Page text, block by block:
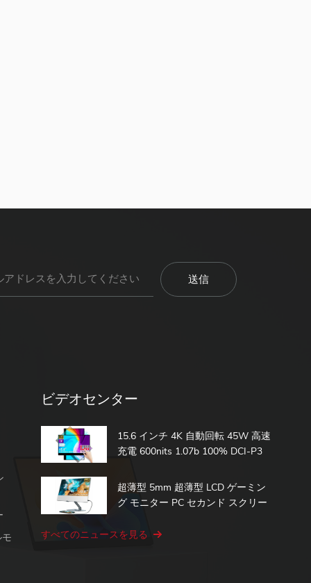
ビデオセンター
15.6 インチ 4K 自動回転 45W 高速
充電 600nits 1.07b 100% DCI-P3
モニター
超薄型 5mm 超薄型 LCD ゲーミン
グ モニター PC セカンド スクリー
ー
すべてのニュースを見る